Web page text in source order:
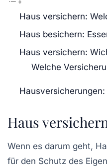
Haus versichern:
Haus besichern:
Haus versichern:
Welche
Haus
Wenn es darum geht,
für den Schutz des